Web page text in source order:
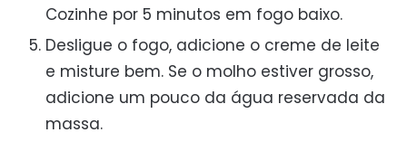
Cozinhe por 5 minutos em fogo baixo.
Desligue o fogo, adicione o creme de leite
e misture bem. Se o molho estiver grosso,
adicione um pouco da água reservada da
massa.